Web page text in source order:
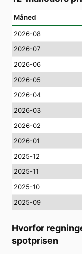
Måned
2026-08
2026-07
2026-06
2026-05
2026-04
2026-03
2026-02
2026-01
2025-12
2025-11
2025-10
2025-09
Hvorfor
spotprisen